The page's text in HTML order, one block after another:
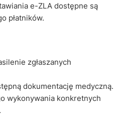
e-ZLA dostępne są
płatników.
zgłaszanych
dokumentację medyczną.
wykonywania konkretnych